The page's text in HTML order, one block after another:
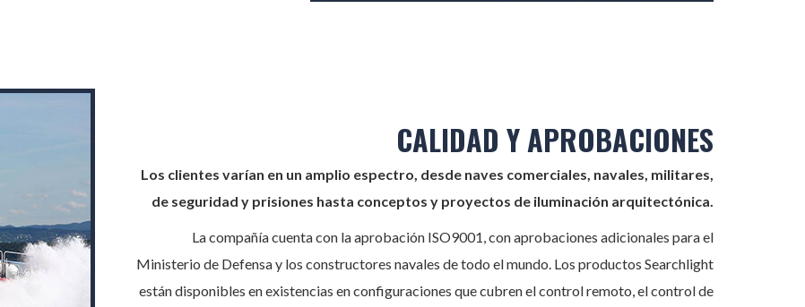
CALIDAD Y APROBACIONES
Los clientes varían en un amplio espectro, desde naves comerciales, navales, militares,
de seguridad y prisiones hasta conceptos y proyectos de iluminación arquitectónica.
La compañía cuenta con la aprobación ISO9001, con aprobaciones adicionales para el
Ministerio de Defensa y los constructores navales de todo el mundo. Los productos Searchlight
están disponibles en existencias en configuraciones que cubren el control remoto, el control de